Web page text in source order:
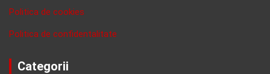
Politica de cookies
Politica de confidentalitate
Categorii